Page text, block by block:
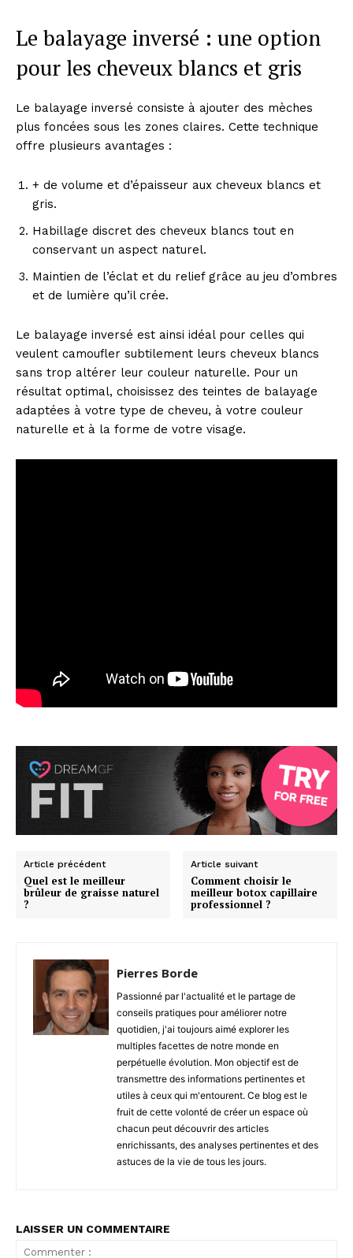
Le balayage inversé : une option
pour les cheveux blancs et gris
Le balayage inversé consiste à ajouter des mèches
plus foncées sous les zones claires. Cette technique
offre plusieurs avantages :
+ de volume et d’épaisseur aux cheveux blancs et
gris.
Habillage discret des cheveux blancs tout en
conservant un aspect naturel.
Maintien de l’éclat et du relief grâce au jeu d’ombres
et de lumière qu’il crée.
Le balayage inversé est ainsi idéal pour celles qui
veulent camoufler subtilement leurs cheveux blancs
sans trop altérer leur couleur naturelle. Pour un
résultat optimal, choisissez des teintes de balayage
adaptées à votre type de cheveu, à votre couleur
naturelle et à la forme de votre visage.
Article précédent
Quel est le meilleur
brûleur de graisse naturel
?
Article suivant
Comment choisir le
meilleur botox capillaire
professionnel ?
Pierres Borde
Passionné par l'actualité et le partage de
conseils pratiques pour améliorer notre
quotidien, j'ai toujours aimé explorer les
multiples facettes de notre monde en
perpétuelle évolution. Mon objectif est de
transmettre des informations pertinentes et
utiles à ceux qui m'entourent. Ce blog est le
fruit de cette volonté de créer un espace où
chacun peut découvrir des articles
enrichissants, des analyses pertinentes et des
astuces de la vie de tous les jours.
LAISSER UN COMMENTAIRE